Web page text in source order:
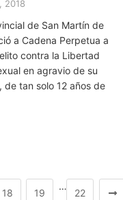
2018
de San Martín de
a Cadena Perpetua a
contra la Libertad
en agravio de su
de tan solo 12 años de
18 19
…
22